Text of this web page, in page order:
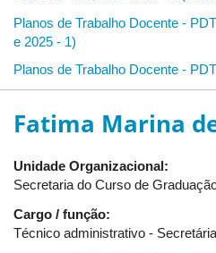
Planos de Trabalho Docente -
e 2025 - 1)
Planos de Trabalho Docente -
Fatima Marina
Unidade Organizacional:
Secretaria do Curso de
Cargo / função:
Técnico administrativo -